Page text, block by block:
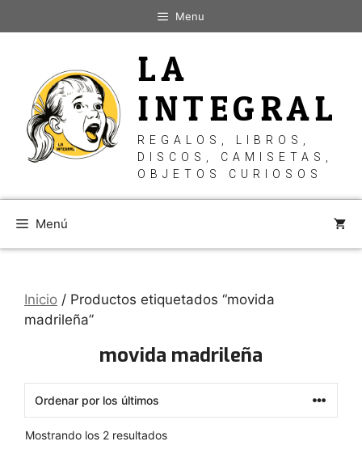
al
Menu
LA
INTEGRAL
REGALOS, LIBROS,
DISCOS, CAMISETAS,
OBJETOS CURIOSOS
Menú
Inicio / Productos etiquetados “movida
madrileña”
movida madrileña
Mostrando los 2 resultadosOrdenado